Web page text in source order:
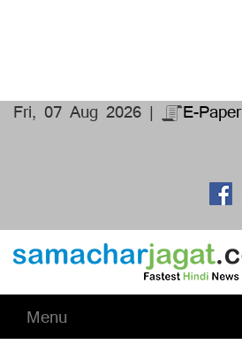
Fri, 07 Aug 2026 | E-Paper
Menu